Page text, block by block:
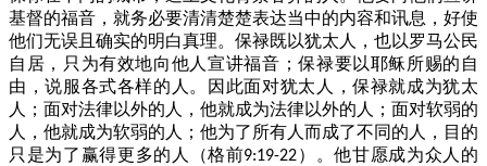
基督的福音，就务必要清清楚楚表达当中的内容和讯息，好使
他们无误且确实的明白真理。保禄既以犹太人，也以罗马公民
自居，只为有效地向他人宣讲福音；保禄要以耶稣所赐的自
由，说服各式各样的人。因此面对犹太人，保禄就成为犹太
人；面对法律以外的人，他就成为法律以外的人；面对软弱的
人，他就成为软弱的人；他为了所有人而成了不同的人，目的
只是为了赢得更多的人（格前9:19-22）。他甘愿成为众人的